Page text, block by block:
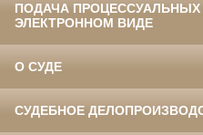
ПОДАЧА
ЭЛЕКТРОННОМ ВИДЕ
О СУДЕ
СУДЕБНОЕ